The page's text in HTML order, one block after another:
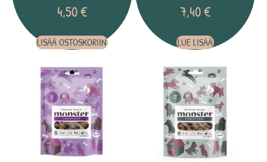
4,50€
LISÄÄ OSTOSKORIIN
7,40€
LUE LISÄÄ